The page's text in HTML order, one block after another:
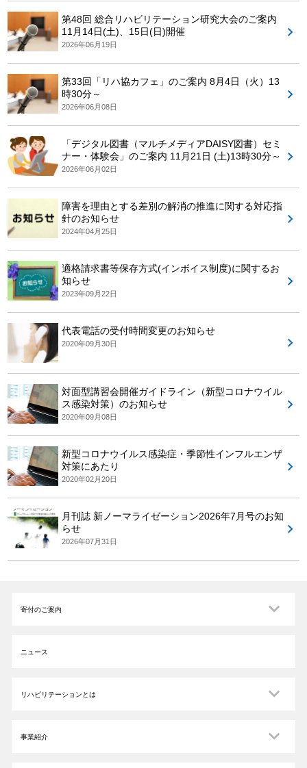
第48回 総合リハビリテーション研究大会のご案内
11月14日(土)、15日(日)開催
2026年06月19日
第33回「リハ協カフェ」のご案内 8月4日（火）13
時30分～
2026年06月08日
「デジタル図書（マルチメディアDAISY図書）セミ
ナー・体験会」のご案内 11月21日 (土)13時30分～
2026年06月02日
障害を理由とする差別の解消の推進に関する対応指
針のお知らせ
2024年04月25日
適格請求書等保存方式(インボイス制度)に関するお
知らせ
2023年09月22日
代表電話の受付時間変更のお知らせ
2020年09月30日
対面型講習会開催ガイドライン（新型コロナウイル
ス感染対策）のお知らせ
2020年09月08日
新型コロナウイルス感染症・季節性インフルエンザ
対策にあたり
2020年02月20日
月刊誌 新ノーマライゼーション2026年7月号のお知
らせ
2026年07月31日
寄付のご案内
ニュース
リハビリテーションとは
事業紹介